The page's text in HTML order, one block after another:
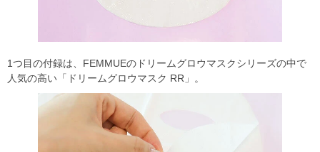
1つ目の付録は、FEMMUEのドリームグロウマスクシリーズの中で
人気の高い「ドリームグロウマスク RR」。